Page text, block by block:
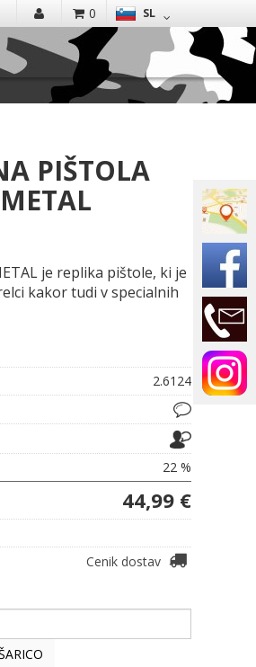
IŠČI
SL
0
PIŠTOLA
je replika pištole, ki je
kakor tudi v specialnih
2.6124
22 %
44,99 €
Cenik dostav